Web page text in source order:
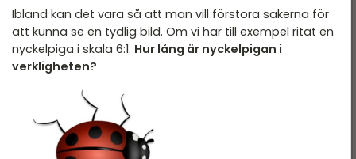
Ibland kan det vara så att man vill förstora sakerna för
att kunna se en tydlig bild. Om vi har till exempel ritat en
nyckelpiga i skala 6:1. Hur lång är nyckelpigan i
verkligheten?